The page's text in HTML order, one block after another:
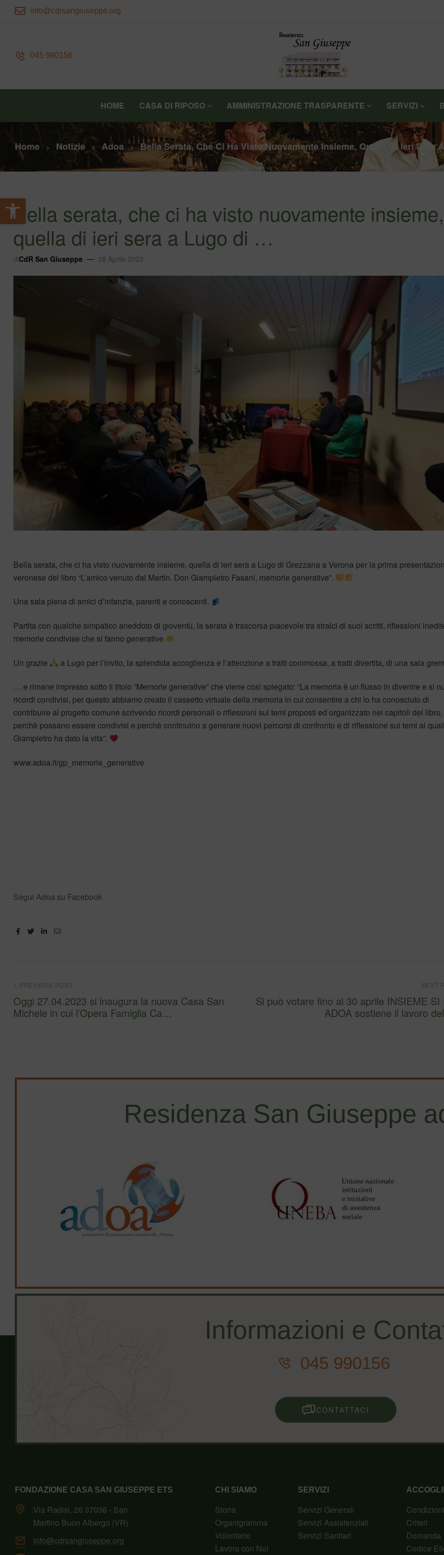
Apri la barra degli strumenti
info@cdrsangiuseppe.org
045 990156
HOME CASA DI RIPOSO AMMINISTRAZIONE TRASPARENTE SERVIZI
Home > Notizie > Adoa > Bella Serata, Che Ci Ha Visto Nuovamente Insieme, Quella Di Ieri Sera
Bella serata, che ci ha visto nuovamente insieme,
quella di ieri sera a Lugo di …
diCdR San Giuseppe 28 Aprile 2023
Bella serata, che ci ha visto nuovamente insieme, quella di ieri sera a Lugo di Grezzana a Verona per la prima
veronese del libro “L’amico venuto dal Martín. Don Giampietro Fasani, memorie generative”.
Una sala piena di amici d’infanzia, parenti e conoscenti.
Partita con qualche simpatico aneddoto di gioventù, la serata è trascorsa piacevole tra stralci di suoi scritti, riflessioni
memorie condivise che si fanno generative
Un grazie a Lugo per l’invito, la splendida accoglienza e l’attenzione a tratti commossa, a tratti divertita, di una sala
… e rimane impresso sotto il titolo “Memorie generative” che viene così spiegato: “La memoria è un flusso in divenire e si
ricordi condivisi, per questo abbiamo creato il cassetto virtuale della memoria in cui consentire a chi lo ha conosciuto di
contribuire al progetto comune scrivendo ricordi personali o riflessioni sui temi proposti ed organizzato nei capitoli del libro,
perchè possano essere condivisi e perchè continuino a generare nuovi percorsi di confronto e di riflessione sui temi ai
Giampietro ha dato la vita”.
www.adoa.it/gp_memorie_generative
Segui Adoa su Facebook
FacebookTwitterLinkedin
Email
Oggi 27.04.2023 si inaugura la nuova Casa San
Michele in cui l’Opera Famiglia Ca…
Si può votare fino al 30 aprile INSIEME SI PUÒ
ADOA sostiene il lavoro
Residenza San Giuseppe
Informazioni e
045 990156
CONTATTACI
FONDAZIONE CASA SAN GIUSEPPE ETS
Via Radisi, 26 37036 - San
Martino Buon Albergo (VR)
info@cdrsangiuseppe.org
CHI SIAMO
Storia
Organigramma
Volontario
Lavora con Noi
SERVIZI
Servizi Generali
Servizi Assistenziali
Servizi Sanitari
Condizioni
Criteri
Domanda
Codice